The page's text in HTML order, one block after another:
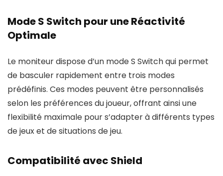
Mode S Switch pour une Réactivité
Optimale
Le moniteur dispose d’un mode S Switch qui permet
de basculer rapidement entre trois modes
prédéfinis. Ces modes peuvent être personnalisés
selon les préférences du joueur, offrant ainsi une
flexibilité maximale pour s’adapter à différents types
de jeux et de situations de jeu.
Compatibilité avec Shield